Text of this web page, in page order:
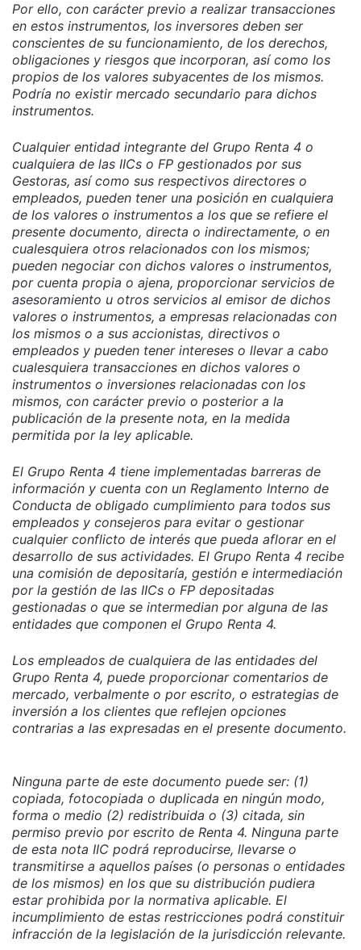
Por ello, con carácter previo a realizar transacciones
en estos instrumentos, los inversores deben ser
conscientes de su funcionamiento, de los derechos,
obligaciones y riesgos que incorporan, así como los
propios de los valores subyacentes de los mismos.
Podría no existir mercado secundario para dichos
instrumentos.
Cualquier entidad integrante del Grupo Renta 4 o
cualquiera de las IICs o FP gestionados por sus
Gestoras, así como sus respectivos directores o
empleados, pueden tener una posición en cualquiera
de los valores o instrumentos a los que se refiere el
presente documento, directa o indirectamente, o en
cualesquiera otros relacionados con los mismos;
pueden negociar con dichos valores o instrumentos,
por cuenta propia o ajena, proporcionar servicios de
asesoramiento u otros servicios al emisor de dichos
valores o instrumentos, a empresas relacionadas con
los mismos o a sus accionistas, directivos o
empleados y pueden tener intereses o llevar a cabo
cualesquiera transacciones en dichos valores o
instrumentos o inversiones relacionadas con los
mismos, con carácter previo o posterior a la
publicación de la presente nota, en la medida
permitida por la ley aplicable.
El Grupo Renta 4 tiene implementadas barreras de
información y cuenta con un Reglamento Interno de
Conducta de obligado cumplimiento para todos sus
empleados y consejeros para evitar o gestionar
cualquier conflicto de interés que pueda aflorar en el
desarrollo de sus actividades. El Grupo Renta 4 recibe
una comisión de depositaría, gestión e intermediación
por la gestión de las IICs o FP depositadas
gestionadas o que se intermedian por alguna de las
entidades que componen el Grupo Renta 4.
Los empleados de cualquiera de las entidades del
Grupo Renta 4, puede proporcionar comentarios de
mercado, verbalmente o por escrito, o estrategias de
inversión a los clientes que reflejen opciones
contrarias a las expresadas en el presente documento.
Ninguna parte de este documento puede ser: (1)
copiada, fotocopiada o duplicada en ningún modo,
forma o medio (2) redistribuida o (3) citada, sin
permiso previo por escrito de Renta 4. Ninguna parte
de esta nota IIC podrá reproducirse, llevarse o
transmitirse a aquellos países (o personas o entidades
de los mismos) en los que su distribución pudiera
estar prohibida por la normativa aplicable. El
incumplimiento de estas restricciones podrá constituir
infracción de la legislación de la jurisdicción relevante.